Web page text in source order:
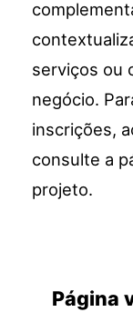
serviços ou
negócio.
inscrições,
consulte a
projeto.
Página